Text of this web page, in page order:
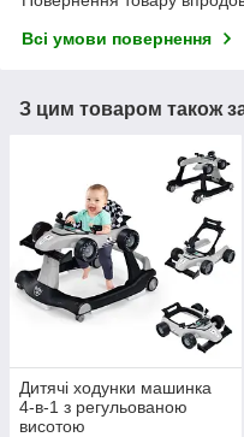
Всі умови повернення
З цим товаром також
Дитячі ходунки машинка
4-в-1 з регульованою
висотою